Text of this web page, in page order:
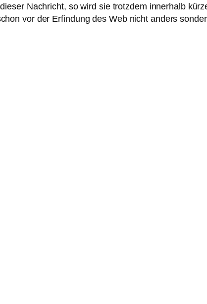
Nachricht, so wird sie trotzdem innerhalb
vor der Erfindung des Web nicht anders